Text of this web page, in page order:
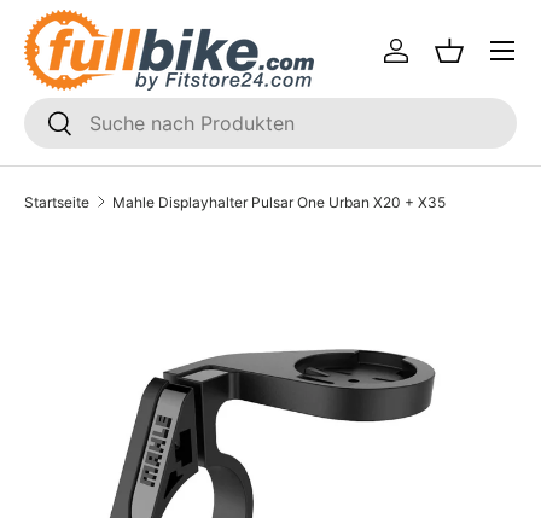
Direkt zum Inhalt
SUCHEN
Suchen
Einloggen
Menü
Startseite Mahle Displayhalter Pulsar One Urban X20 + X35